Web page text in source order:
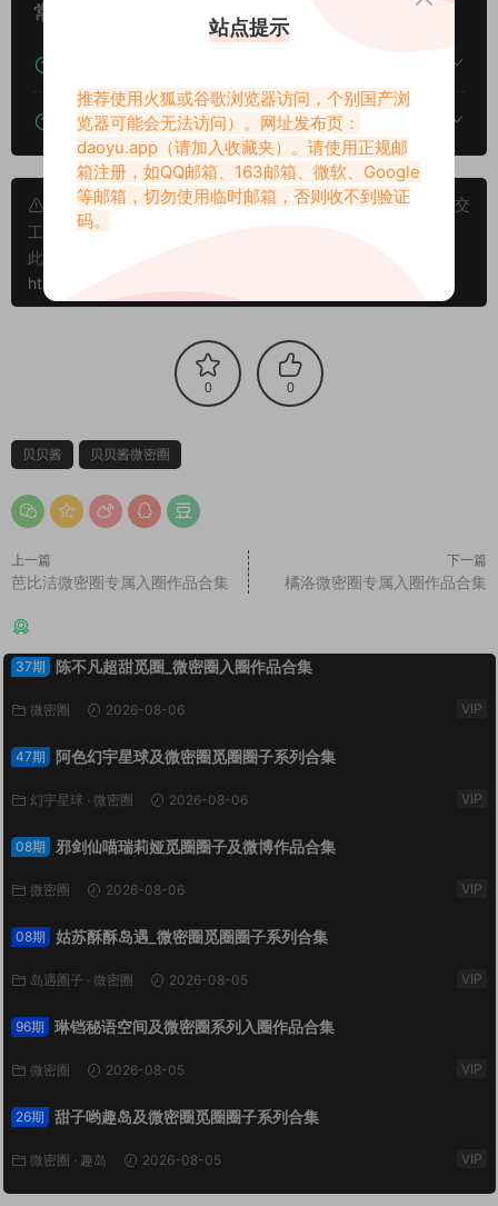
常见问题
下载的资源如何解压？
申明：本文资源均来源网友分享，若侵犯了您的权限可以提交
工单处理。
此外本文章皆属于原创文章，转载请注明出处！原文链接：
https://www.daoyu.app/414.html
0 0
贝贝酱 贝贝酱微密圈
上一篇
芭比洁微密圈专属入圈作品合集
下一篇
橘洛微密圈专属入圈作品合集
37期 陈不凡超甜觅圈_微密圈入圈作品合集
微密圈 2026-08-06 VIP
47期 阿色幻宇星球及微密圈觅圈圈子系列合集
幻宇星球 · 微密圈 2026-08-06 VIP
08期 邪剑仙喵瑞莉娅觅圈圈子及微博作品合集
微密圈 2026-08-06 VIP
08期 姑苏酥酥岛遇_微密圈觅圈圈子系列合集
岛遇圈子 · 微密圈 2026-08-05 VIP
96期 琳铛秘语空间及微密圈系列入圈作品合集
微密圈 2026-08-05 VIP
26期 甜子哟趣岛及微密圈觅圈圈子系列合集
微密圈 · 趣岛 2026-08-05 VIP
站点提示
推荐使用火狐或谷歌浏览器访问，个别国产浏
览器可能会无法访问）。网址发布页：
daoyu.app （请加入收藏夹）。请使用正规邮
箱注册，如QQ邮箱、163邮箱、微软、Google
等邮箱，切勿使用临时邮箱，否则收不到验证
码。